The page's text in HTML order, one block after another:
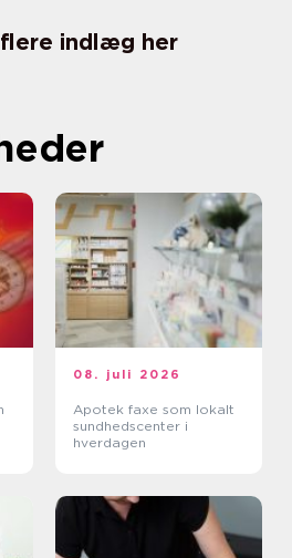
indlæg her
08. juli 2026
Apotek faxe som lokalt
sundhedscenter i
hverdagen